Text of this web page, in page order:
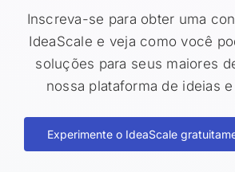
Inscreva-se para obter uma
IdeaScale e veja como você
soluções para seus maiores
nossa plataforma de ideias
Experimente o IdeaScale